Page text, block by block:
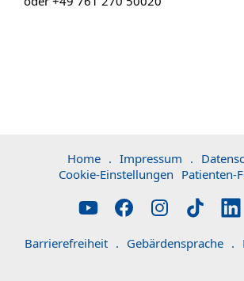
Home . Impressum .
Cookie-Einstellungen Patienten-
Barrierefreiheit . Gebärdensprache .